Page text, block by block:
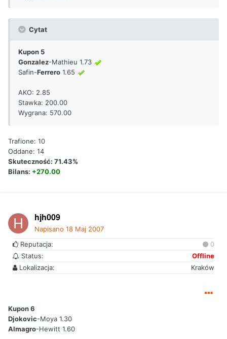
Cytat
Kupon 5
Gonzalez-Mathieu 1.73
Safin-Ferrero 1.65
AKO: 2.85
Stawka: 200.00
Wygrana: 570.00
Trafione: 10
Oddane: 14
Skuteczność: 71.43%
Bilans: +270.00
hjh009
Napisano 18 Maj 2007
Reputacja:
0
Status:
Offline
Lokalizacja:
Kraków
Kupon 6
Djokovic-Moya 1.30
Almagro-Hewitt 1.60